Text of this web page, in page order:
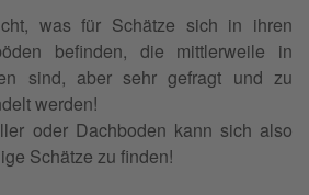
was für Schätze sich in ihren
befinden, die mittlerweile in
sind, aber sehr gefragt und zu
werden!
oder Dachboden kann sich also
Schätze zu finden!